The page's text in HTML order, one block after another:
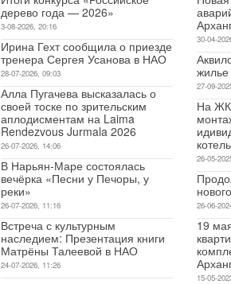
дерево года — 2026»
3-08-2026, 20:16
Ирина Гехт сообщила о приезде
тренера Сергея Усанова в НАО
28-07-2026, 09:03
Алла Пугачева высказалась о
своей тоске по зрительским
аплодисментам на Laima
Rendezvous Jurmala 2026
26-07-2026, 14:06
В Нарьян-Маре состоялась
вечёрка «Песни у Печоры, у
реки»
26-07-2026, 11:16
Встреча с культурным
наследием: Презентация книги
Матрёны Талеевой в НАО
24-07-2026, 11:26
30-04-
жилье
27-09-
На ЖК
26-05-
26-06-
19
15-05-